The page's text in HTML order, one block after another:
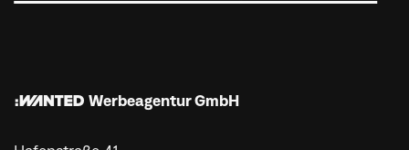
:WANTED Werbeagentur GmbH